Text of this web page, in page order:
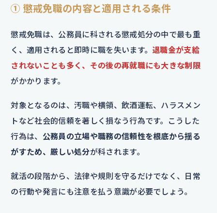
① 懲戒免職の内容と適用される条件
懲戒免職は、公務員に科される懲戒処分の中で最も重
く、適用されると即時に職を失います。 退職金が支給
されないことも多く、その後の再就職にも大きな制限
がかかります。
対象となるのは、汚職や横領、飲酒運転、ハラスメン
トなど社会的信頼を著しく損なう行為です。こうした
行為は、 公務員の立場や職務の信頼性を根底から揺る
がすため、厳しい処分が科されます。
就活の段階から、法律や規則を守るだけでなく、日常
の行動や発言にも注意を払う意識が必要でしょう。